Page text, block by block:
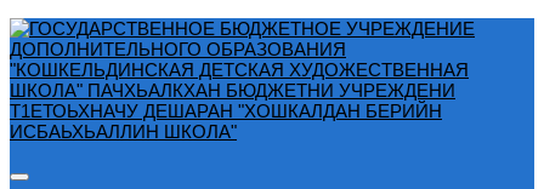
Перейти
к
содержимому